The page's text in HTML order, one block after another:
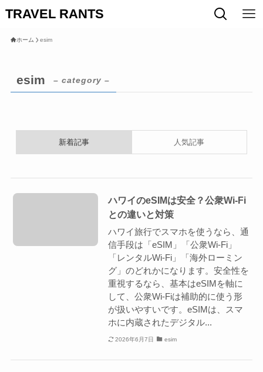
TRAVEL RANTS
ホーム esim
esim – category –
新着記事 人気記事
ハワイのeSIMは安全？公衆Wi‑Fi
との違いと対策
ハワイ旅行でスマホを使うなら、通
信手段は「eSIM」「公衆Wi-Fi」
「レンタルWi-Fi」「海外ローミン
グ」のどれかになります。安全性を
重視するなら、基本はeSIMを軸に
して、公衆Wi-Fiは補助的に使う形
が扱いやすいです。eSIMは、スマ
ホに内蔵されたデジタル...
2026年6月7日 esim